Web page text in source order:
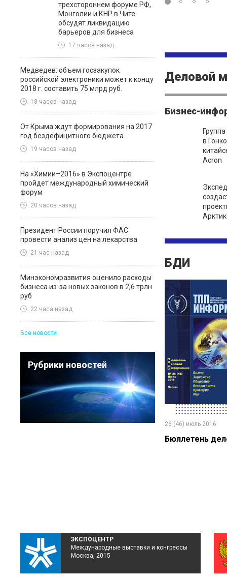
трехстороннем форуме РФ,
Монголии и КНР в Чите
обсудят ликвидацию
барьеров для бизнеса
17 часов назад
Медведев: объем госзакупок
российской электроники может к концу
2018 г. составить 75 млрд руб.
18 часов назад
От Крыма ждут формирования на 2017
год бездефицитного бюджета
19 часов назад
На «Химии–2016» в Экспоцентре
пройдет международный химический
форум
20 часов назад
Президент России поручил ФАС
провести анализ цен на лекарства
21 час назад
Минэкономразвития оценило расходы
бизнеса из-за новых законов в 2,6 трлн
руб
22 часа назад
Все новости
Рубрики новостей
Деловой
Бизнес-
в
Acron
БДИ
26 (46) июль 2016
Бюллетень
ЭКСПОЦЕНТР
Международные выставки и конгрессы
Москва, 2015